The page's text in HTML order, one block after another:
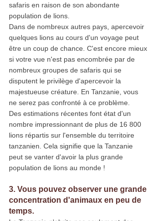
safaris en raison de son abondante
population de lions.
Dans de nombreux autres pays, apercevoir
quelques lions au cours d'un voyage peut
être un coup de chance. C'est encore mieux
si votre vue n'est pas encombrée par de
nombreux groupes de safaris qui se
disputent le privilège d'apercevoir la
majestueuse créature. En Tanzanie, vous
ne serez pas confronté à ce problème.
Des estimations récentes font état d'un
nombre impressionnant de plus de 16 800
lions répartis sur l'ensemble du territoire
tanzanien. Cela signifie que la Tanzanie
peut se vanter d'avoir la plus grande
population de lions au monde !
3. Vous pouvez observer une grande
concentration d'animaux en peu de
temps.